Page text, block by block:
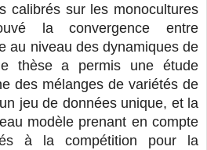
calibrés sur les monocultures
la convergence entre
au niveau des dynamiques de
thèse a permis une étude
des mélanges de variétés de
jeu de données unique, et la
modèle prenant en compte
à la compétition pour la